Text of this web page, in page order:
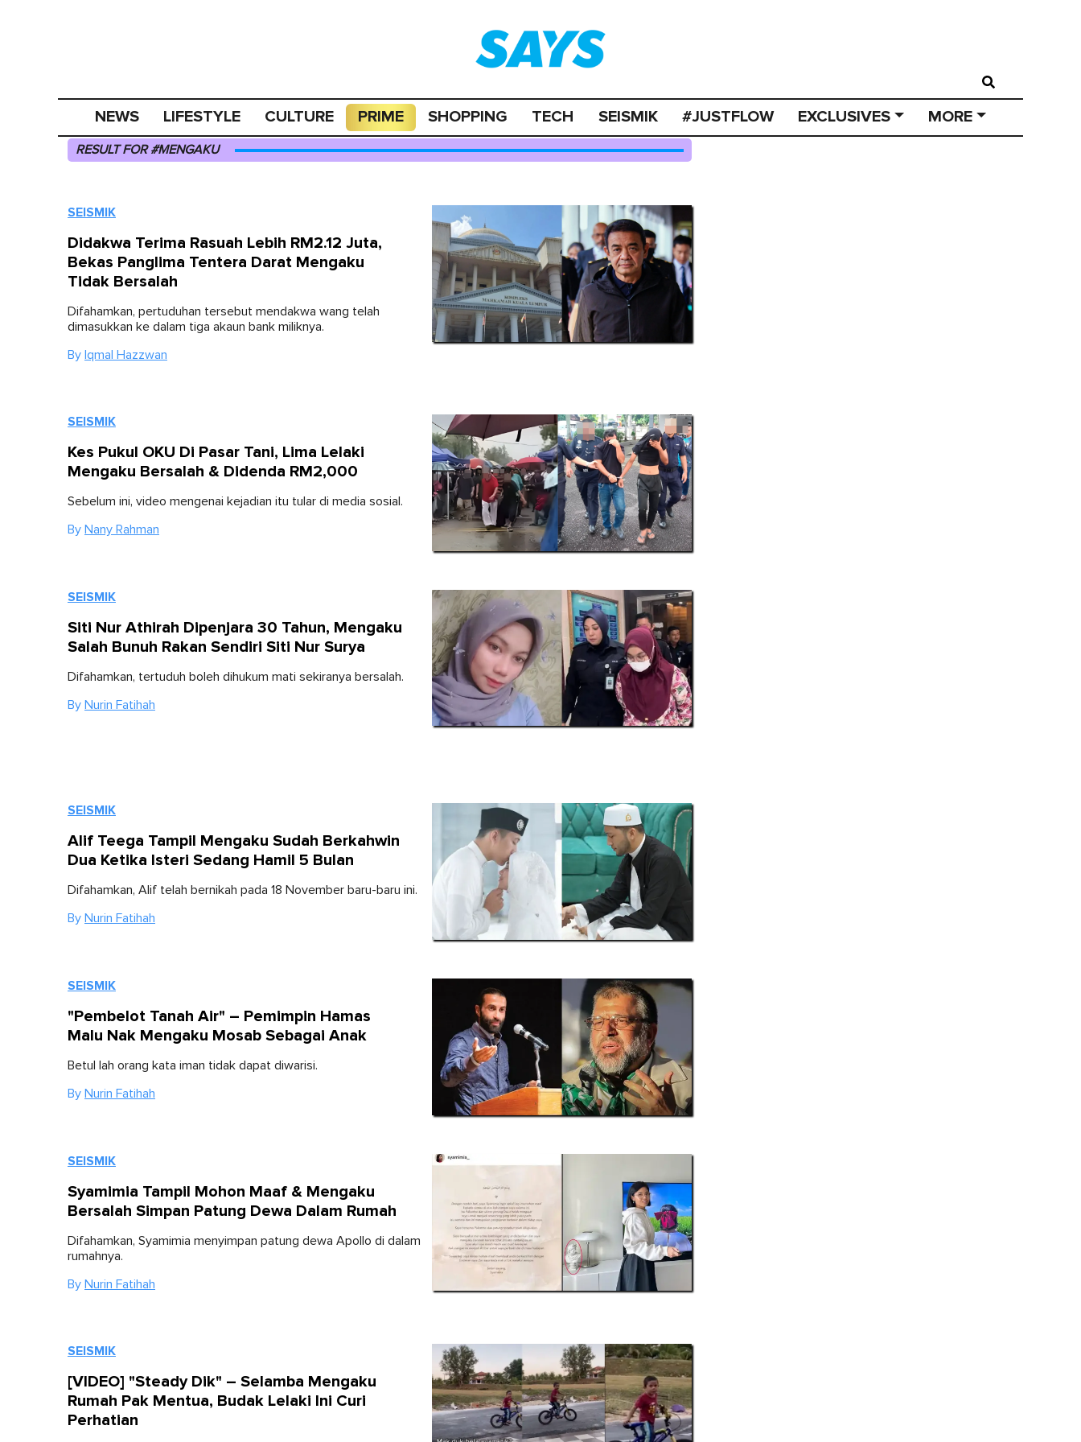
NEWS LIFESTYLE CULTURE PRIME SHOPPING TECH SEISMIK #JUSTFLOW EXCLUSIVES MORE
RESULT FOR #MENGAKU
SEISMIK
Didakwa Terima Rasuah Lebih RM2.12 Juta,
Bekas Panglima Tentera Darat Mengaku
Tidak Bersalah
Difahamkan, pertuduhan tersebut mendakwa wang telah
dimasukkan ke dalam tiga akaun bank miliknya.
By Iqmal Hazzwan
SEISMIK
Kes Pukul OKU Di Pasar Tani, Lima Lelaki
Mengaku Bersalah & Didenda RM2,000
Sebelum ini, video mengenai kejadian itu tular di media sosial.
By Nany Rahman
SEISMIK
Siti Nur Athirah Dipenjara 30 Tahun, Mengaku
Salah Bunuh Rakan Sendiri Siti Nur Surya
Difahamkan, tertuduh boleh dihukum mati sekiranya bersalah.
By Nurin Fatihah
SEISMIK
Alif Teega Tampil Mengaku Sudah Berkahwin
Dua Ketika Isteri Sedang Hamil 5 Bulan
Difahamkan, Alif telah bernikah pada 18 November baru-baru ini.
By Nurin Fatihah
SEISMIK
"Pembelot Tanah Air" – Pemimpin Hamas
Malu Nak Mengaku Mosab Sebagai Anak
Betul lah orang kata iman tidak dapat diwarisi.
By Nurin Fatihah
SEISMIK
Syamimia Tampil Mohon Maaf & Mengaku
Bersalah Simpan Patung Dewa Dalam Rumah
Difahamkan, Syamimia menyimpan patung dewa Apollo di dalam
rumahnya.
By Nurin Fatihah
SEISMIK
[VIDEO] "Steady Dik" – Selamba Mengaku
Rumah Pak Mentua, Budak Lelaki Ini Curi
Perhatian